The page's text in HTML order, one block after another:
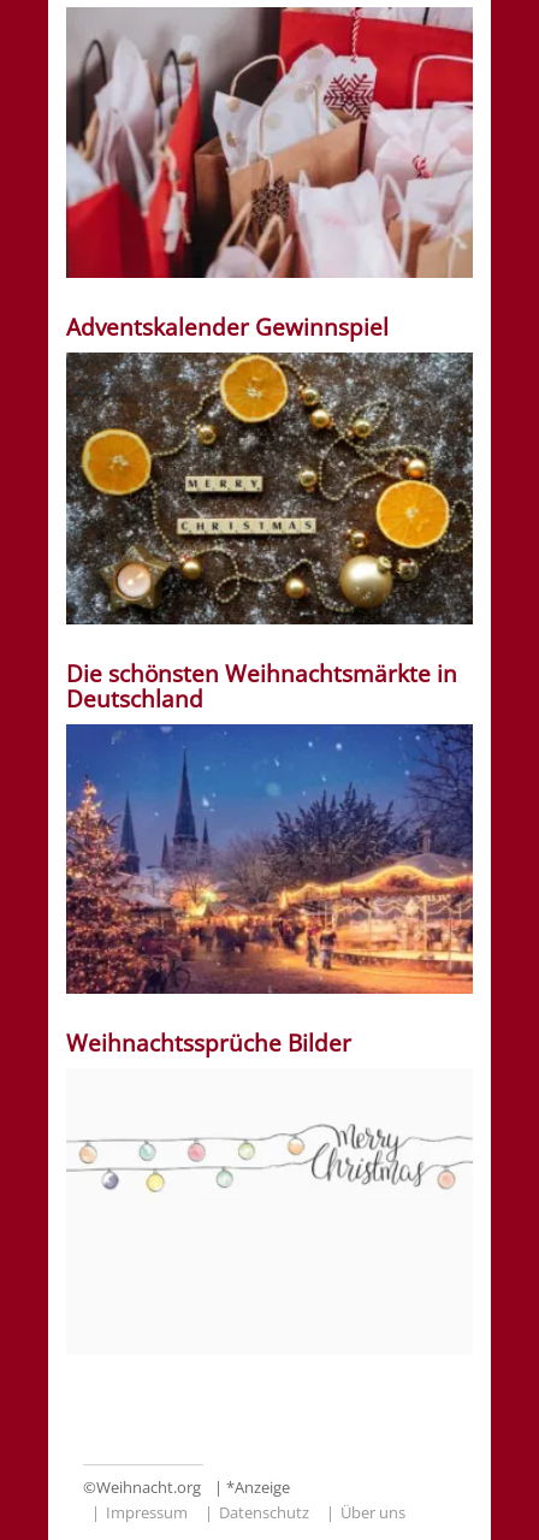
Adventskalender Gewinnspiel
Die schönsten Weihnachtsmärkte in
Deutschland
Weihnachtssprüche Bilder
©Weihnacht.org
| *Anzeige
Impressum
Datenschutz Über uns